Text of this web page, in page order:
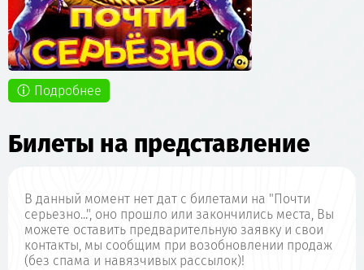
Подробнее
Билеты на представление
В данный момент нет дат с билетами на "Почти
серьезно...", оно прошло или закончились места, Вы
можете оставить предварительную заявку и свои
контакты, мы сообщим при возобновлении продаж
(без спама и навязчивых рассылок)!